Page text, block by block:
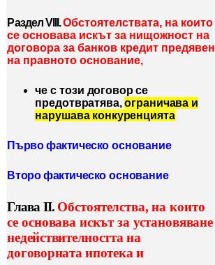
Раздел VІІІ.Обстоятелствата, на които
се основава искът за нищожност на
договора за банков кредит предявен
на правното основание,
чес този договор се
предотвратява,ограничава и
нарушава конкуренцията
Първо фактическо основание
Второ фактическо основание
Глава ІІ. Обстоятелства, на които
се основава искът за установяване
недействителността на
договорната ипотека и